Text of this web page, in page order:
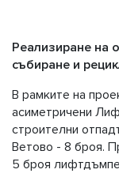
Реализиране на
събиране и
В рамките на
асиметричени
строителни
Ветово - 8 броя.
5 броя